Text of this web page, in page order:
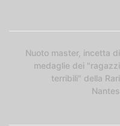
Nuoto master, incetta di
medaglie dei "ragazzi
terribili" della Rari
Nantes